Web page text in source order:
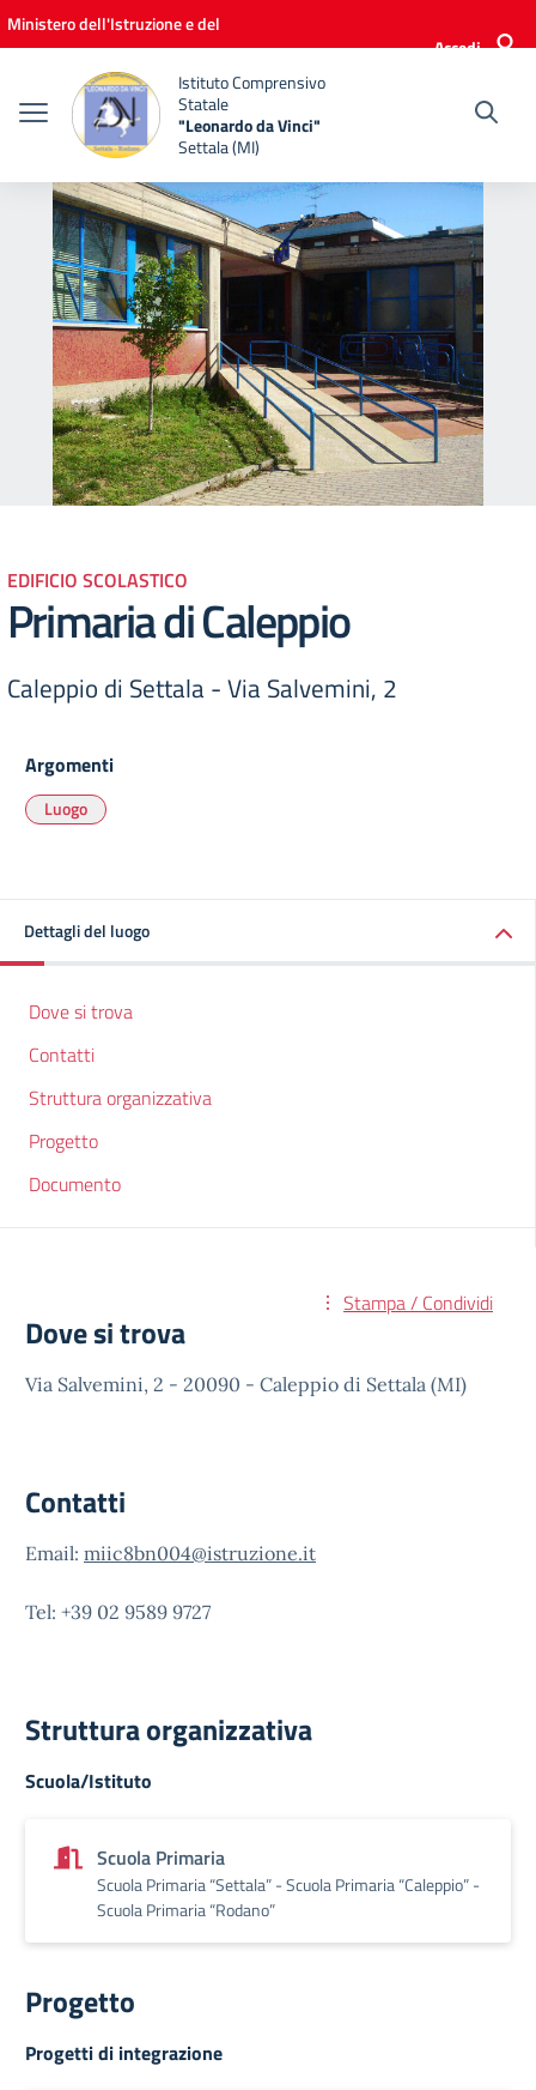
Vai ai contenuti
Vai al menu di navigazione
Vai al footer
Ministero dell'Istruzione e del
Accedi
Istituto Comprensivo
Statale
"Leonardo da Vinci"
Settala (MI)
EDIFICIO SCOLASTICO
Primaria di Caleppio
Caleppio di Settala - Via Salvemini, 2
Argomenti
Luogo
Dettagli del luogo
Dove si trova
Contatti
Struttura organizzativa
Progetto
Documento
Stampa / Condividi
Dove si trova
Via Salvemini, 2 - 20090 - Caleppio di Settala (MI)
Contatti
Email: miic8bn004@istruzione.it
Tel: +39 02 9589 9727
Struttura organizzativa
Scuola/Istituto
Scuola Primaria
Scuola Primaria “Settala” - Scuola Primaria “Caleppio” -
Scuola Primaria “Rodano”
Progetto
Progetti di integrazione